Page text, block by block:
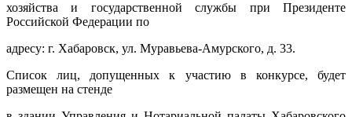
хозяйства и государственной службы при Президенте
Российской Федерации по
адресу: г. Хабаровск, ул. Муравьева-Амурского, д. 33.
Список лиц, допущенных к участию в конкурсе, будет
размещен на стенде